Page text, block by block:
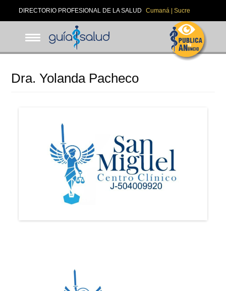
DIRECTORIO PROFESIONAL DE LA SALUD Cumaná | Sucre
Dra. Yolanda Pacheco